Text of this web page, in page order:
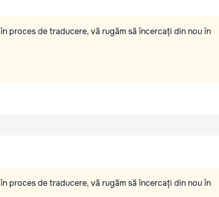
proces de traducere, vă rugăm să încercați din nou în
proces de traducere, vă rugăm să încercați din nou în